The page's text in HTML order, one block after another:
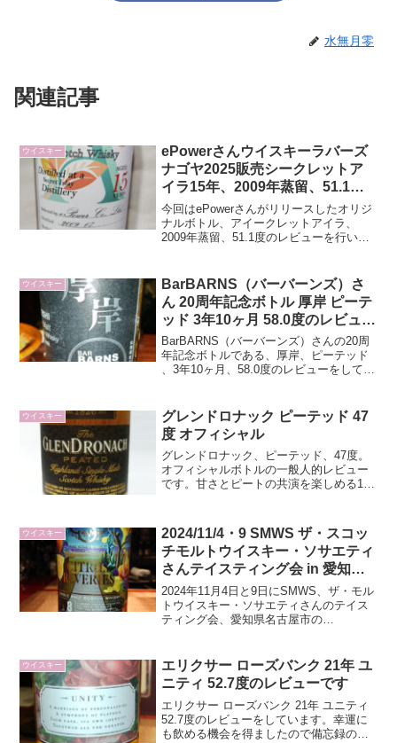
水無月零
関連記事
ウイスキー
ePowerさんウイスキーラバーズ
ナゴヤ2025販売シークレットア
イラ15年、2009年蒸留、51.1度
のレビューです
今回はePowerさんがリリースしたオリジ
ナルボトル、アイークレットアイラ、
2009年蒸留、51.1度のレビューを行いま
です。会場にて数量限定で販売され、以
降は通常...
ウイスキー
BarBARNS（バーバーンズ）さ
ん 20周年記念ボトル 厚岸 ピーテ
ッド 3年10ヶ月 58.0度のレビュー
です
BarBARNS（バーバーンズ）さんの20周
年記念ボトルである、厚岸、ピーテッド
、3年10ヶ月、58.0度のレビューをしてい
ウイスキー
グレンドロナック ピーテッド 47
度 オフィシャル
グレンドロナック、ピーテッド、47度。
オフィシャルボトルの一般人的レビュー
です。甘さとピートの共演を楽しめる1本
ウイスキー
2024/11/4・9 SMWS ザ・スコッ
チモルトウイスキー・ソサエティ
さんテイスティング会 in 愛知県
名古屋市BarBARNSさん（バー
バーンズ）さん会場
2024年11月4日と9日にSMWS、ザ・モル
トウイスキー・ソサエティさんのテイス
ティング会、愛知県名古屋市の
ウイスキー
エリクサー ローズバンク 21年 ユ
ニティ 52.7度のレビューです
エリクサー ローズバンク 21年 ユニティ
52.7度のレビューをしています。幸運に
も飲める機会を得ましたので備忘録の意